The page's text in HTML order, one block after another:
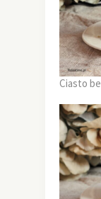
Ciasto